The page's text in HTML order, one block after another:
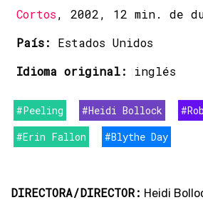
Cortos, 2002, 12 min. de
País: Estados Unidos
Idioma original: inglés
#Peeling #Heidi Bollock
#Erin Fallon
#Blythe Day
DIRECTORA/DIRECTOR: Heidi